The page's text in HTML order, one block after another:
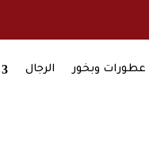
الرجال عطورات وبخور